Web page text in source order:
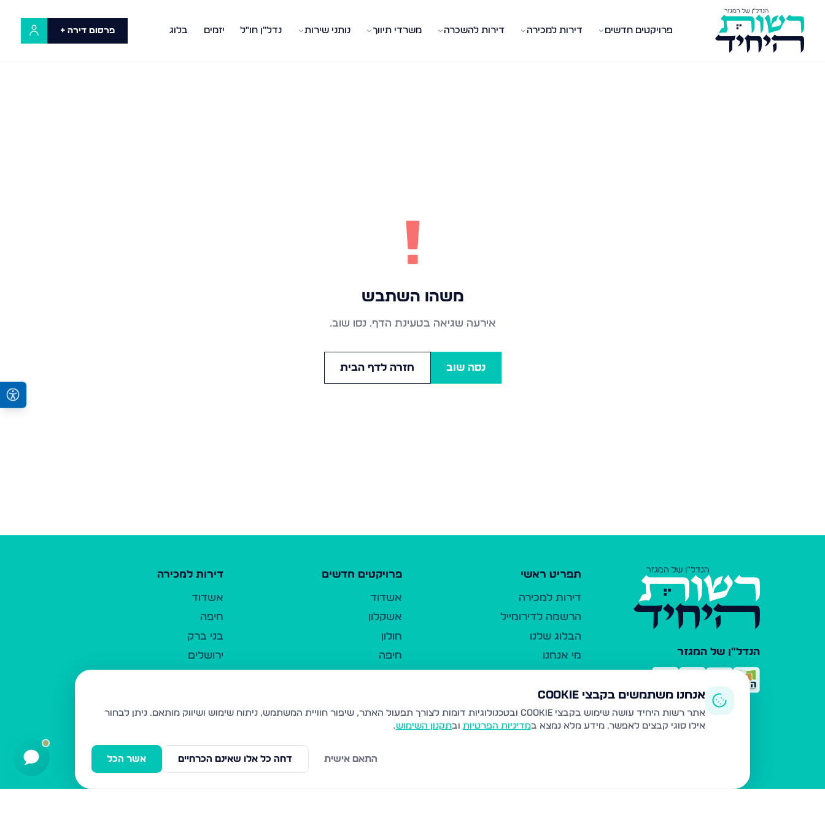
פרויקטים חדשים דירות למכירה דירות להשכרה משרדי תיווך נותני שירות נדל"ן חו"ל יזמים בלוג פרסום דירה +
!
משהו השתבש
אירעה שגיאה בטעינת הדף. נסו שוב.
נסה שוב חזרה לדף הבית
הנדל"ן של המגזר
תפריט ראשי
דירות למכירה
הרשמה לדירומייל
הבלוג שלנו
מי אנחנו
כלי עזר
פרסום ברשות היחיד
משרדי תיווך
פרויקטים חדשים
אשדוד
אשקלון
חולון
חיפה
נהריה
עמנואל
דירות למכירה
אשדוד
חיפה
בני ברק
ירושלים
בית שמש
ביתר עילית
אנחנו משתמשים בקבצי Cookie
אתר רשות היחיד עושה שימוש בקבצי Cookie ובטכנולוגיות דומות לצורך תפעול האתר, שיפור חוויית המשתמש, ניתוח שימוש ושיווק מותאם.
ניתן לבחור
אילו סוגי קבצים לאפשר. מידע מלא נמצא במדיניות הפרטיות ובתקנון השימוש.
אשר הכל דחה כל אלו שאינם הכרחיים התאם אישית